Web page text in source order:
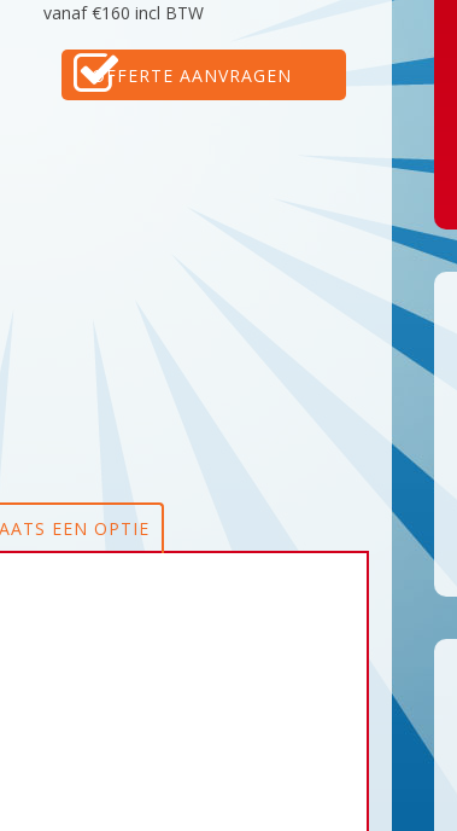
vanaf €160 incl BTW
OFFERTE AANVRAGEN
EEN OPTIE